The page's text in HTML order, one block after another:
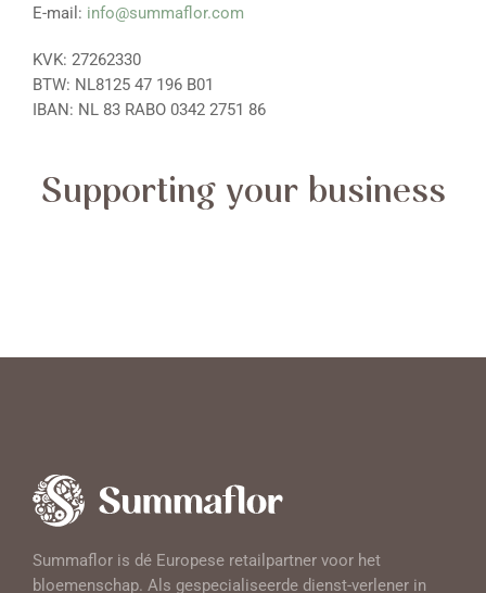
E-mail: info@summaflor.com
KVK: 27262330
BTW: NL8125 47 196 B01
IBAN: NL 83 RABO 0342 2751 86
Supporting your business
Summaflor is dé Europese retailpartner voor het
bloemenschap. Als gespecialiseerde dienst-verlener in